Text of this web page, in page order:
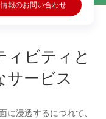
報のお問い合わせ
ィビティと
サービス
に浸透するにつれて、